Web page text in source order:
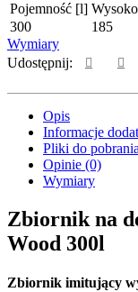
Pojemność [l]
300
185
Wymiary
Udostępnij:
Opis
Informacje
Pliki do pobrania
Opinie (0)
Wymiary
Zbiornik na
Wood 300l
Zbiornik imitujący